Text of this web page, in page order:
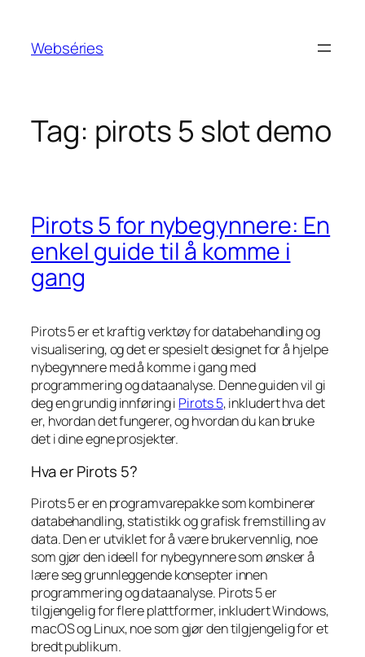
Webséries
Tag: pirots 5 slot demo
Pirots 5 for nybegynnere: En
enkel guide til å komme i
gang
Pirots 5 er et kraftig verktøy for databehandling og
visualisering, og det er spesielt designet for å hjelpe
nybegynnere med å komme i gang med
programmering og dataanalyse. Denne guiden vil gi
deg en grundig innføring i Pirots 5, inkludert hva det
er, hvordan det fungerer, og hvordan du kan bruke
det i dine egne prosjekter.
Hva er Pirots 5?
Pirots 5 er en programvarepakke som kombinerer
databehandling, statistikk og grafisk fremstilling av
data. Den er utviklet for å være brukervennlig, noe
som gjør den ideell for nybegynnere som ønsker å
lære seg grunnleggende konsepter innen
programmering og dataanalyse. Pirots 5 er
tilgjengelig for flere plattformer, inkludert Windows,
macOS og Linux, noe som gjør den tilgjengelig for et
bredt publikum.